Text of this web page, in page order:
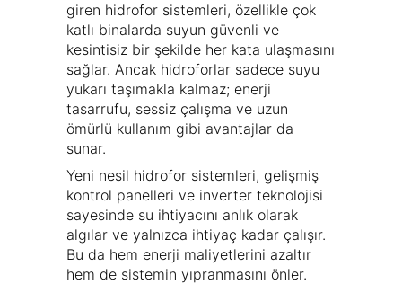
giren hidrofor sistemleri, özellikle çok
katlı binalarda suyun güvenli ve
kesintisiz bir şekilde her kata ulaşmasını
sağlar. Ancak hidroforlar sadece suyu
yukarı taşımakla kalmaz; enerji
tasarrufu, sessiz çalışma ve uzun
ömürlü kullanım gibi avantajlar da
sunar.
Yeni nesil hidrofor sistemleri, gelişmiş
kontrol panelleri ve inverter teknolojisi
sayesinde su ihtiyacını anlık olarak
algılar ve yalnızca ihtiyaç kadar çalışır.
Bu da hem enerji maliyetlerini azaltır
hem de sistemin yıpranmasını önler.